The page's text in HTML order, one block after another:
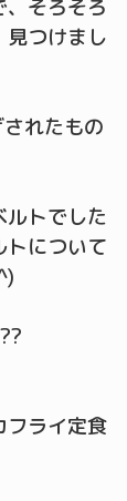
そろそろ
見つけまし
れたもの
ルトでした
トについて
フライ定食